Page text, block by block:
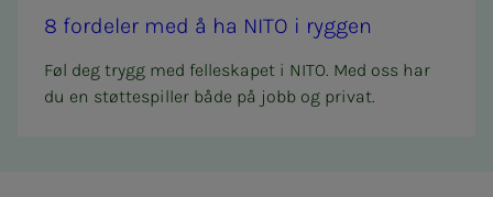
8 for­­­de­­­ler med å ha NITO i ryg­­­gen
Føl deg trygg med felleskapet i NITO. Med oss har
du en støttespiller både på jobb og privat.